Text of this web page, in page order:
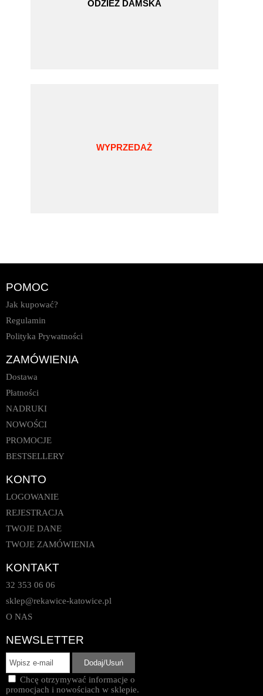
ODZIEŻ DAMSKA
WYPRZEDAŻ
POMOC
Jak kupować?
Regulamin
Polityka Prywatności
ZAMÓWIENIA
Dostawa
Płatności
NADRUKI
NOWOŚCI
PROMOCJE
BESTSELLERY
KONTO
LOGOWANIE
REJESTRACJA
TWOJE DANE
TWOJE ZAMÓWIENIA
KONTAKT
32 353 06 06
sklep@rekawice-katowice.pl
O NAS
NEWSLETTER
Chcę otrzymywać informacje o
promocjach i nowościach w sklepie.